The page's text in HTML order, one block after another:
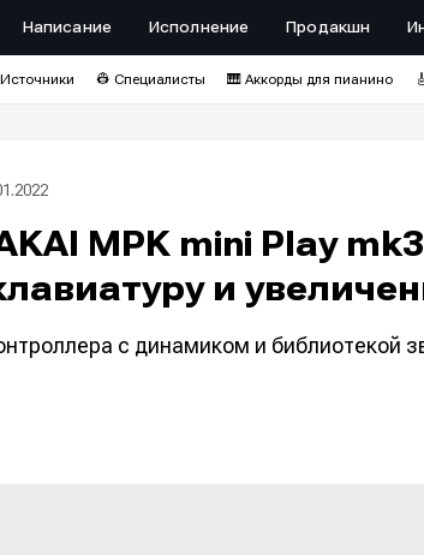
Написание Исполнение Продакшн
👷 Специалисты 🎹 Аккорды для пианино
MPK mini Play
и
с динамиком и библиотекой